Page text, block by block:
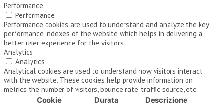
Performance
Performance
Performance cookies are used to understand and analyze the key
performance indexes of the website which helps in delivering a
better user experience for the visitors.
Analytics
Analytics
Analytical cookies are used to understand how visitors interact
with the website. These cookies help provide information on
metrics the number of visitors, bounce rate, traffic source, etc.
Cookie
Durata Descrizione